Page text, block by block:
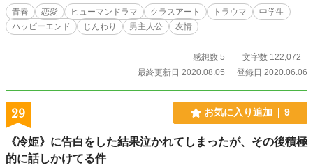
ーム小説大賞奨励賞受賞作品 ※表紙画像は、ミカスケ様のフ
リーアイコンを使わせて頂きました。 ※「交錯する想い」の
挿絵として、テン（西湖鳴）様に頂いたファンアートを、
騰成様に頂いたファンアートを使わせて頂きました。ありが
とうございました。
青春 恋愛 ヒューマンドラマ クラスアート トラウマ
中学生
ハッピーエンド
じんわり 男主人公 友情
感想数 5
文字数 122,072
最終更新日 2020.08.05
登録日 2020.06.06
29 お気に入り追加 9
《冷姫》に告白をした結果泣かれてしまったが、その後積極
的に話しかけてる件